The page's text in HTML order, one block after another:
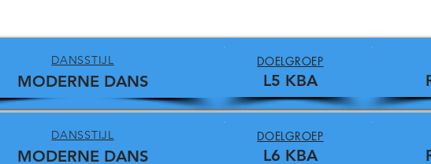
DANSSTIJL
MODERNE DANS
DOELGROEP
L5 KBA
DANSSTIJL
MODERNE DANS
DOELGROEP
L6 KBA